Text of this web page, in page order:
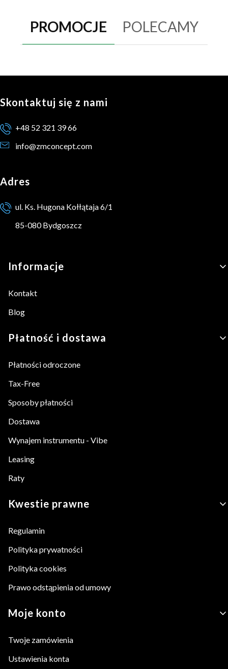
PROMOCJE POLECAMY
Skontaktuj się z nami
+48 52 321 39 66
info@zmconcept.com
Adres
ul. Ks. Hugona Kołłątaja 6/1
85-080 Bydgoszcz
Linki w stopce
Informacje
Kontakt
Blog
Płatność i dostawa
Płatności odroczone
Tax-Free
Sposoby płatności
Dostawa
Wynajem instrumentu - Vibe
Leasing
Raty
Kwestie prawne
Regulamin
Polityka prywatności
Polityka cookies
Prawo odstąpienia od umowy
Moje konto
Twoje zamówienia
Ustawienia konta